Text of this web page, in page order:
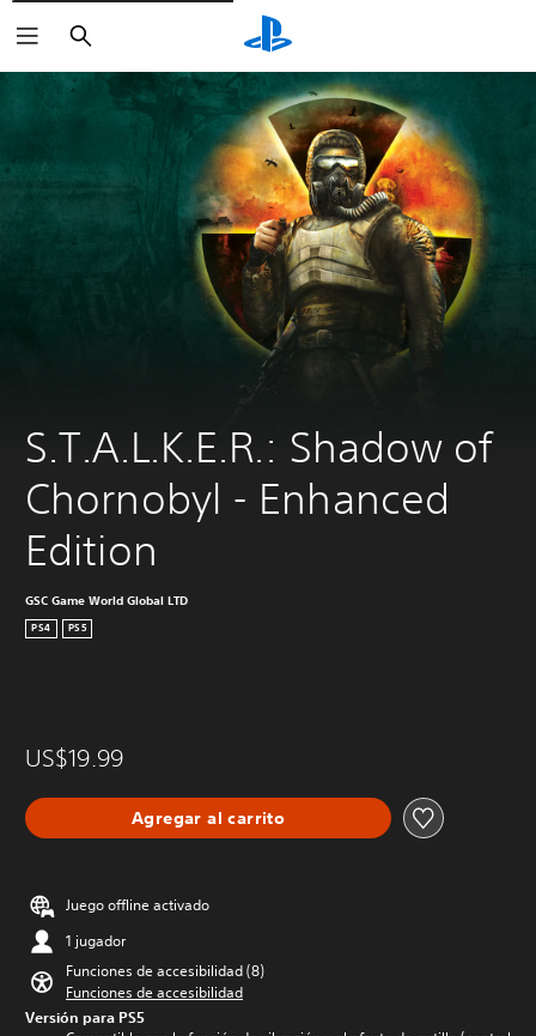
Buscar
S.T.A.L.K.E.R.: Shadow of
Chornobyl - Enhanсed
Edition
GSC Game World Global LTD
PS4 PS5
US$19.99
Agregar al carrito
Juego offline activado
1 jugador
Funciones de accesibilidad (8)
Funciones de accesibilidad
Versión para PS5